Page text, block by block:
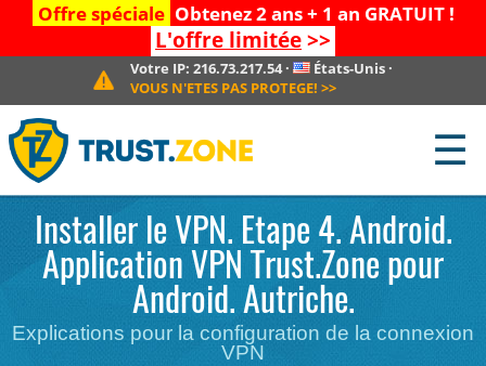
Offre spéciale Obtenez 2 ans + 1 an GRATUIT !
L'offre limitée>>
Votre IP:216.73.217.54· États-Unis·
VOUS N'ETES PAS PROTEGE! >>
☰
Installer le VPN. Etape 4. Android.
Application VPN Trust.Zone pour
Android. Autriche.
Explications pour la configuration de la connexion
VPN